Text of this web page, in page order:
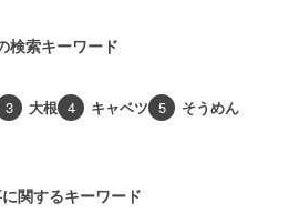
検索キーワード
3 大根 4 キャベツ 5 そうめん
関するキーワード